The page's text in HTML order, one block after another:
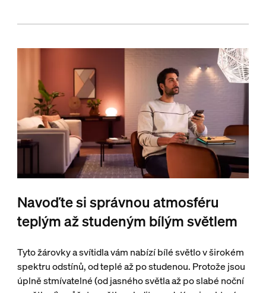
Navoďte si správnou atmosféru
teplým až studeným bílým světlem
Tyto žárovky a svítidla vám nabízí bílé světlo v širokém
spektru odstínů, od teplé až po studenou. Protože jsou
úplně stmívatelné (od jasného světla až po slabé noční